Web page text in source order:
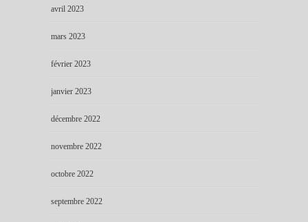
avril 2023
mars 2023
février 2023
janvier 2023
décembre 2022
novembre 2022
octobre 2022
septembre 2022